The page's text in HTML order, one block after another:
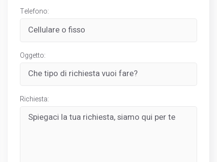
Telefono:
Oggetto:
Richiesta: